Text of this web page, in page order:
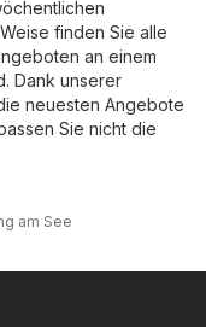
finden Sie alle
an einem
Dank unserer
neuesten Angebote
Sie nicht die
am See